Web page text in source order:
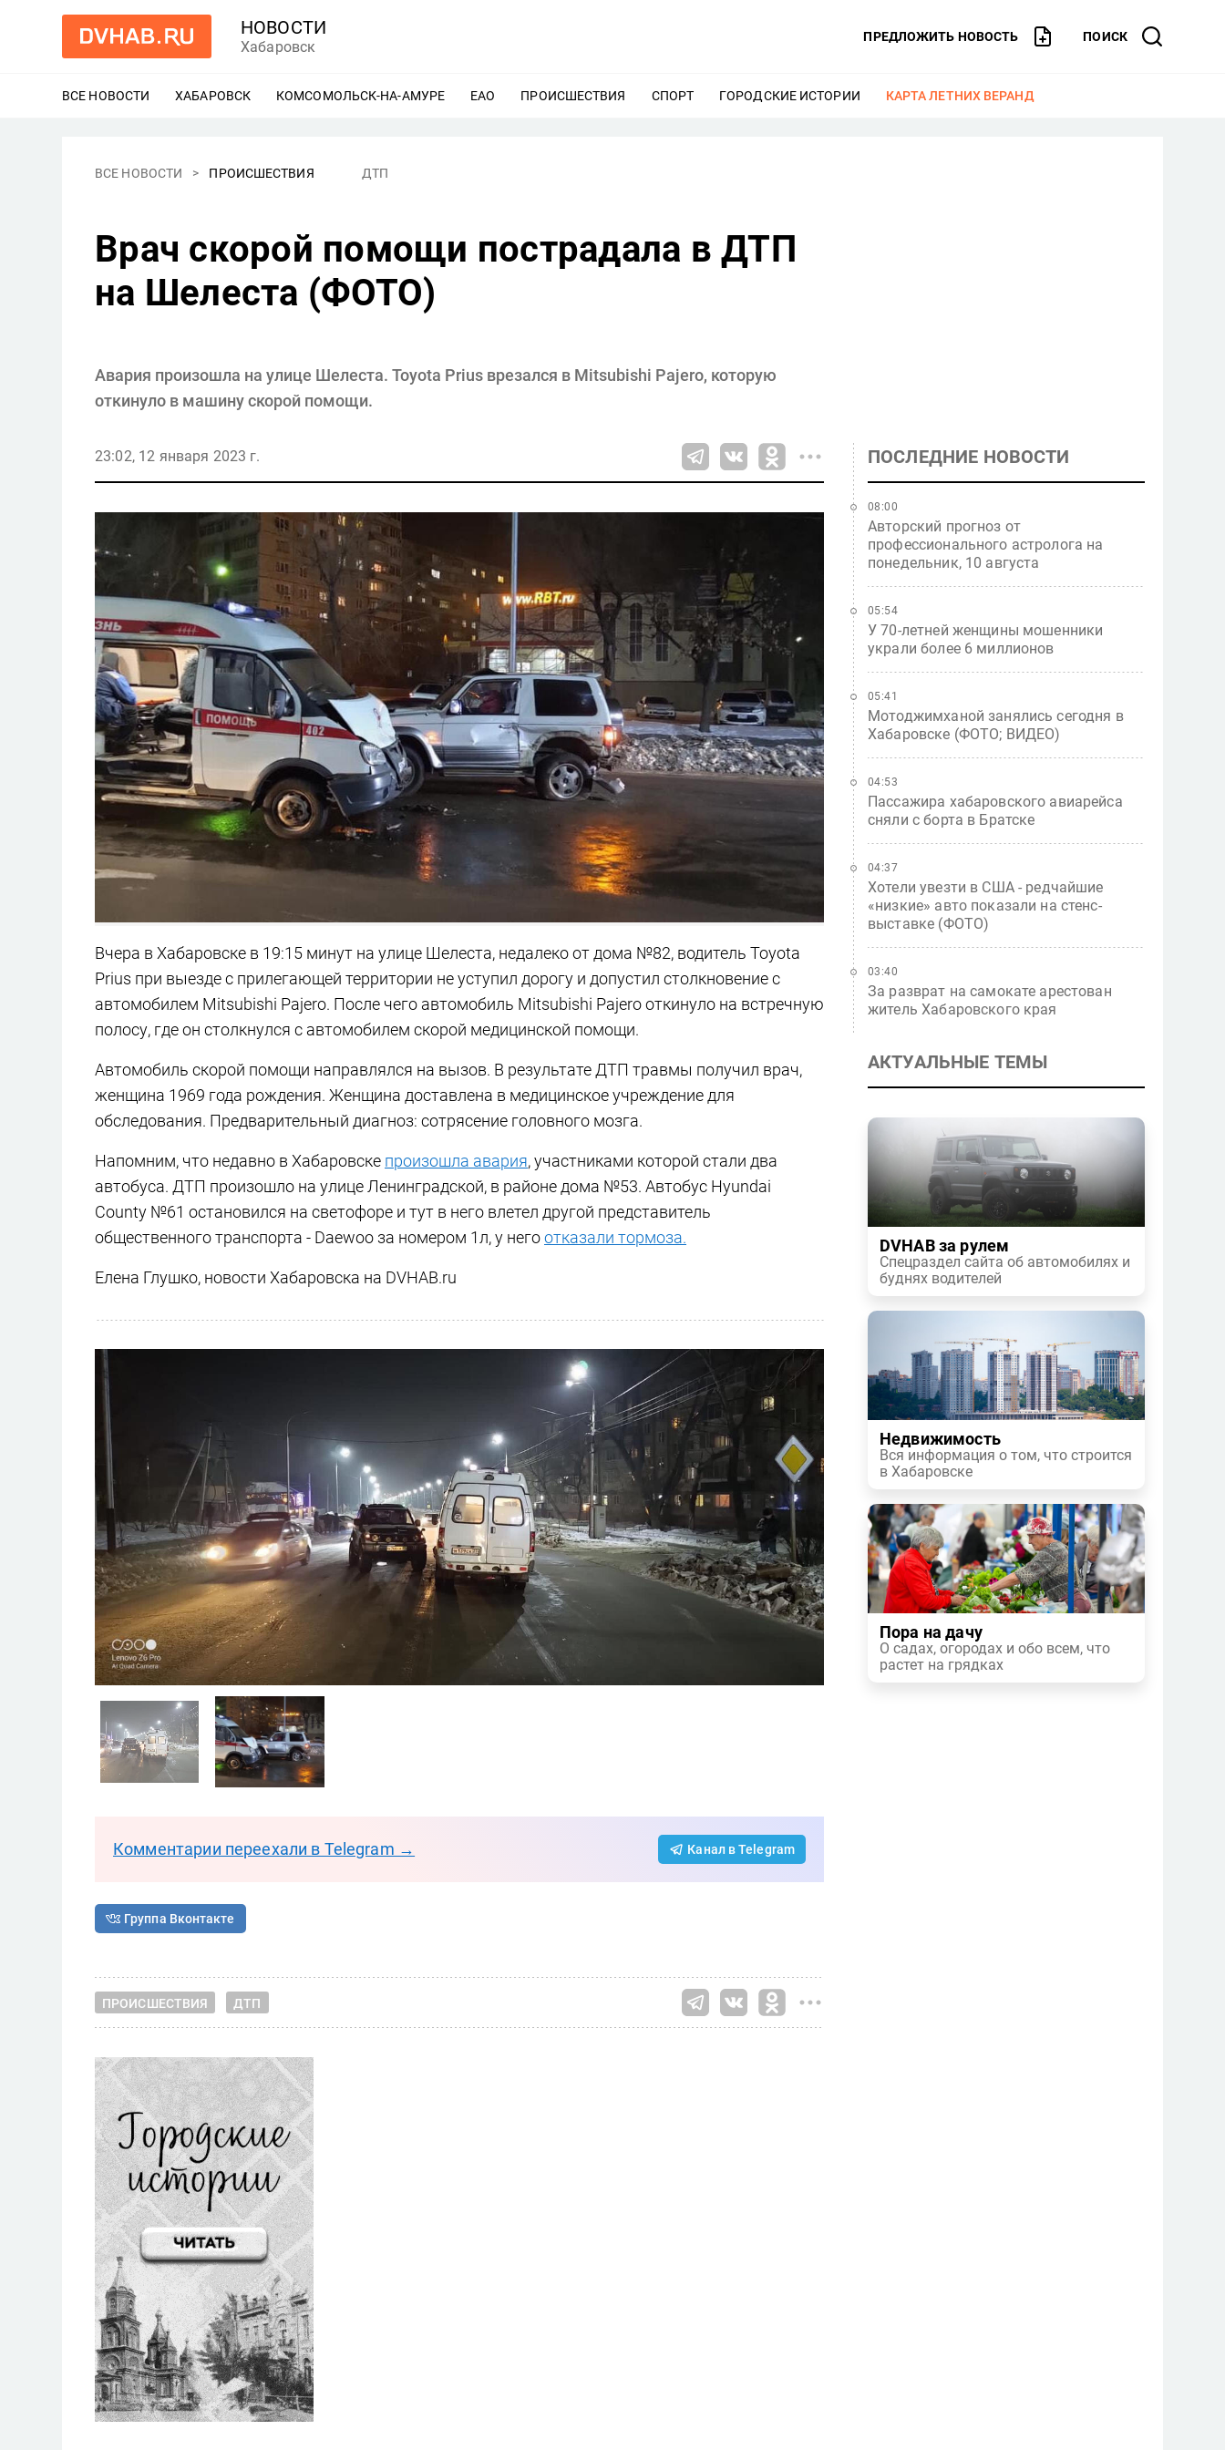
НОВОСТИ
Хабаровск
ПРЕДЛОЖИТЬ НОВОСТЬ ПОИСК
ВСЕ НОВОСТИ ХАБАРОВСК ЕЩЕ
КОМСОМОЛЬСК-НА-АМУРЕ ЕЩЕ
ЕАО ЕЩЕ
ПРОИСШЕСТВИЯ ЕЩЕ
СПОРТ ЕЩЕ
ГОРОДСКИЕ ИСТОРИИ ЕЩЕ
КАРТА ЛЕТНИХ ВЕРАНД
ВСЕ НОВОСТИ ПРОИСШЕСТВИЯ ДТП
Врач скорой помощи пострадала в ДТП
на Шелеста (ФОТО)
Авария произошла на улице Шелеста. Toyota Prius врезался в Mitsubishi Pajero, которую
откинуло в машину скорой помощи.
23:02, 12 января 2023 г.
Вчера в Хабаровске в 19:15 минут на улице Шелеста, недалеко от дома №82, водитель Toyota
Prius при выезде с прилегающей территории не уступил дорогу и допустил столкновение с
автомобилем Mitsubishi Pajero. После чего автомобиль Mitsubishi Pajero откинуло на встречную
полосу, где он столкнулся с автомобилем скорой медицинской помощи.
Автомобиль скорой помощи направлялся на вызов. В результате ДТП травмы получил врач,
женщина 1969 года рождения. Женщина доставлена в медицинское учреждение для
обследования. Предварительный диагноз: сотрясение головного мозга.
Напомним, что недавно в Хабаровске произошла авария, участниками которой стали два
автобуса. ДТП произошло на улице Ленинградской, в районе дома №53. Автобус Hyundai
County №61 остановился на светофоре и тут в него влетел другой представитель
общественного транспорта - Daewoo за номером 1л, у негоотказали тормоза.
Елена Глушко, новости Хабаровска на DVHAB.ru
Комментарии переехали в Telegram → Канал в Telegram
Группа Вконтакте
ПРОИСШЕСТВИЯ ДТП
ПОСЛЕДНИЕ НОВОСТИ
Авторский прогноз от
профессионального астролога на
понедельник, 10 августа
08:00
У 70-летней женщины мошенники
украли более 6 миллионов
05:54
Мотоджимханой занялись сегодня в
Хабаровске (ФОТО; ВИДЕО)
05:41
Пассажира хабаровского авиарейса
сняли с борта в Братске
04:53
Хотели увезти в США - редчайшие
«низкие» авто показали на стенс-
выставке (ФОТО)
04:37
За разврат на самокате арестован
житель Хабаровского края
03:40
АКТУАЛЬНЫЕ ТЕМЫ
DVHAB за рулем
Спецраздел сайта об автомобилях и
буднях водителей
Недвижимость
Вся информация о том, что строится
в Хабаровске
Пора на дачу
О садах, огородах и обо всем, что
растет на грядках